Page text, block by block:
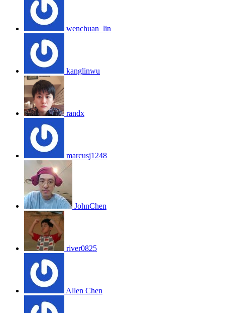
wenchuan_lin
kanglinwu
randx
marcusj1248
JohnChen
river0825
Allen Chen